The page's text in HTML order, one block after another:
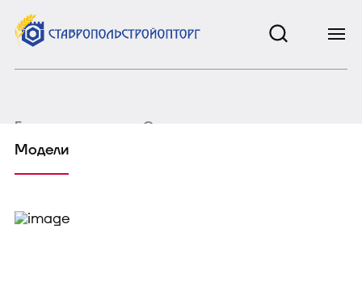
Главная страница Сельхозтехника
Погрузчики
Модели